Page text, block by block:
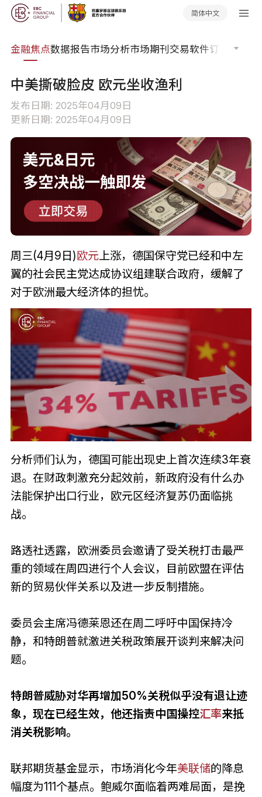
简体中文
金融焦点数据报告市场分析市场期刊交易软件订单流
中美撕破脸皮 欧元坐收渔利
发布日期: 2025年04月09日
更新日期: 2025年04月09日
周三(4月9日)欧元上涨，德国保守党已经和中左
翼的社会民主党达成协议组建联合政府，缓解了
对于欧洲最大经济体的担忧。
分析师们认为，德国可能出现史上首次连续3年衰
退。在财政刺激充分起效前，新政府没有什么办
法能保护出口行业，欧元区经济复苏仍面临挑
战。
路透社透露，欧洲委员会邀请了受关税打击最严
重的领域在周四进行个人会议，目前欧盟在评估
新的贸易伙伴关系以及进一步反制措施。
委员会主席冯德莱恩还在周二呼吁中国保持冷
静，和特朗普就激进关税政策展开谈判来解决问
题。
特朗普威胁对华再增加50%关税似乎没有退让迹
象，现在已经生效，他还指责中国操控汇率来抵
消关税影响。
联邦期货基金显示，市场消化今年美联储的降息
幅度为111个基点。鲍威尔面临着两难局面，是挽